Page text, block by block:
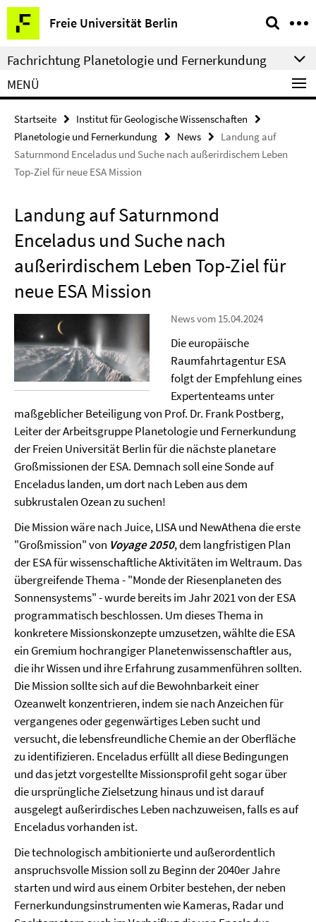
Springe
direkt
zu
Inhalt
Freie Universität Berlin
Service-
Navigation
Fachrichtung Planetologie und Fernerkundung
MENÜ
Startseite
Institut für Geologische Wissenschaften
Planetologie und Fernerkundung
News
Landung auf
Saturnmond Enceladus und Suche nach außerirdischem Leben
Top-Ziel für neue ESA Mission
Landung auf Saturnmond
Enceladus und Suche nach
außerirdischem Leben Top-Ziel für
neue ESA Mission
News vom 15.04.2024
Die europäische
Raumfahrtagentur ESA
folgt der Empfehlung eines
Expertenteams unter
maßgeblicher Beteiligung von Prof. Dr. Frank Postberg,
Leiter der Arbeitsgruppe Planetologie und Fernerkundung
der Freien Universität Berlin für die nächste planetare
Großmissionen der ESA. Demnach soll eine Sonde auf
Enceladus landen, um dort nach Leben aus dem
subkrustalen Ozean zu suchen!
Die Mission wäre nach Juice, LISA und NewAthena die erste
"Großmission" von Voyage 2050, dem langfristigen Plan
der ESA für wissenschaftliche Aktivitäten im Weltraum. Das
übergreifende Thema - "Monde der Riesenplaneten des
Sonnensystems" - wurde bereits im Jahr 2021 von der ESA
programmatisch beschlossen. Um dieses Thema in
konkretere Missionskonzepte umzusetzen, wählte die ESA
ein Gremium hochrangiger Planetenwissenschaftler aus,
die ihr Wissen und ihre Erfahrung zusammenführen sollten.
Die Mission sollte sich auf die Bewohnbarkeit einer
Ozeanwelt konzentrieren, indem sie nach Anzeichen für
vergangenes oder gegenwärtiges Leben sucht und
versucht, die lebensfreundliche Chemie an der Oberfläche
zu identifizieren. Enceladus erfüllt all diese Bedingungen
und das jetzt vorgestellte Missionsprofil geht sogar über
die ursprüngliche Zielsetzung hinaus und ist darauf
ausgelegt außerirdisches Leben nachzuweisen, falls es auf
Enceladus vorhanden ist.
Die technologisch ambitionierte und außerordentlich
anspruchsvolle Mission soll zu Beginn der 2040er Jahre
starten und wird aus einem Orbiter bestehen, der neben
Fernerkundungsinstrumenten wie Kameras, Radar und